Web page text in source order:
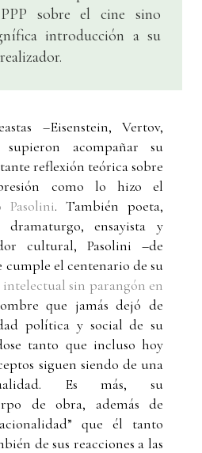
sobre el cine sino
introducción a su
–Eisenstein, Vertov,
supieron acompañar su
reflexión teórica sobre
como lo hizo el
Pasolini. También poeta,
dramaturgo, ensayista y
cultural, Pasolini –de
cumple el centenario de su
sin parangón en
que jamás dejó de
política y social de su
tanto que incluso hoy
siguen siendo de una
Es más, su
de obra, además de
que él tanto
de sus reacciones a las